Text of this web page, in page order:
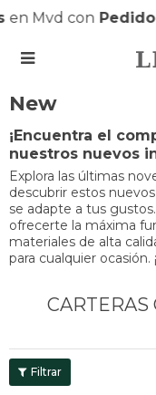
en Mvd conPedido

New
¡Encuentra el
nuestros nuevos
Explora las últimas
descubrir estos
se adapte a tus
ofrecerte la máxima
materiales de alta
para cualquier ocasión.
CARTERAS